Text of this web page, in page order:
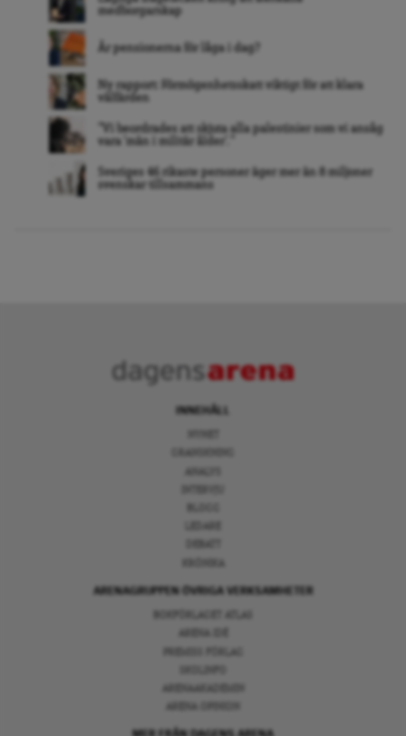
medborgarskap
Är pensionerna för låga i dag?
Ny rapport: Förmögenhetsskatt viktigt för att klara
välfärden
”Vi beordrades att skjuta alla palestinier som vi ansåg
vara ’män i militär ålder’. ”
Sveriges 46 rikaste personer äger mer än 8 miljoner
svenskar tillsammans
ARENAGRUPPEN ÖVRIGA VERKSAMHETER